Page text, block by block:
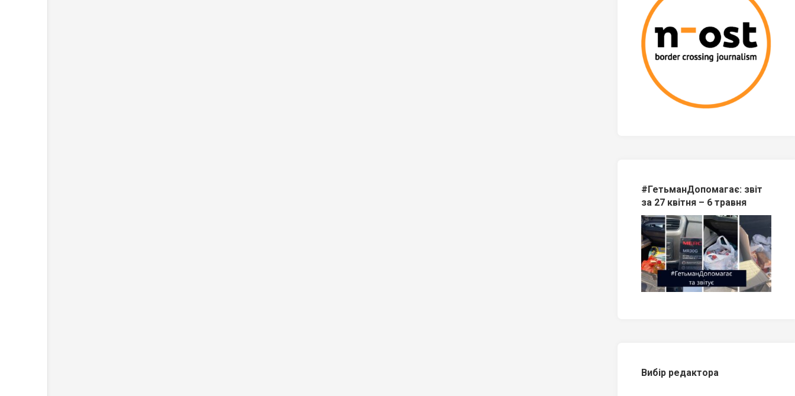
#ГетьманДопомагає: звіт
за 27 квітня – 6 травня
Вибір редактора